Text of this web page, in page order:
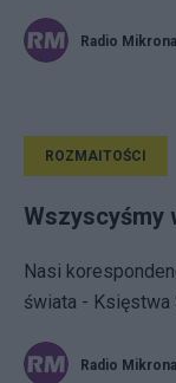
Radio
ROZMAITOŚCI
Wszyscyśmy
Nasi
świata - Księstwa
Radio